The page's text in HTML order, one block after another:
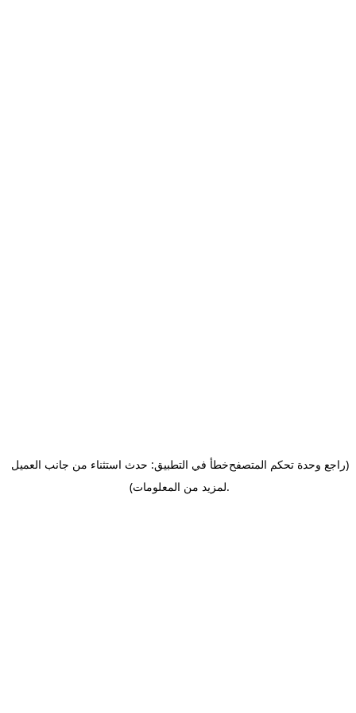
خطأ في التطبيق: حدث استثناء من جانب العميل(راجع وحدة تحكم المتصفح
لمزيد من المعلومات).